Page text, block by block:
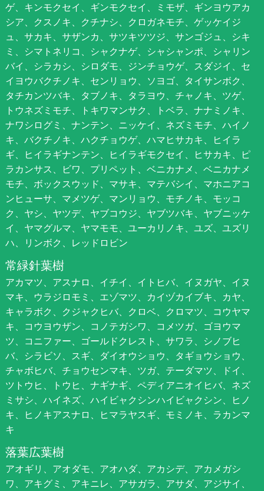
ゲ、キンモクセイ、ギンモクセイ、ミモザ、ギンヨウアカ
シア、クスノキ、クチナシ、クロガネモチ、ゲッケイジ
ュ、サカキ、サザンカ、サツキツツジ、サンゴジュ、シキ
ミ、シマトネリコ、シャクナゲ、シャシャンポ、シャリン
バイ、シラカシ、シロダモ、ジンチョウゲ、スダジイ、セ
イヨウバクチノキ、センリョウ、ソヨゴ、タイサンボク、
タチカンツバキ、タブノキ、タラヨウ、チャノキ、ツゲ、
トウネズミモチ、トキワマンサク、トベラ、ナナミノキ、
ナワシログミ、ナンテン、ニッケイ、ネズミモチ、ハイノ
キ、バクチノキ、ハクチョウゲ、ハマヒサカキ、ヒイラ
ギ、ヒイラギナンテン、ヒイラギモクセイ、ヒサカキ、ピ
ラカンサス、ビワ、プリペット、ベニカナメ、ベニカナメ
モチ、ボックスウッド、マサキ、マテバシイ、マホニアコ
ンヒューサ、マメツゲ、マンリョウ、モチノキ、モッコ
ク、ヤシ、ヤツデ、ヤブコウジ、ヤブツバキ、ヤブニッケ
イ、ヤマグルマ、ヤマモモ、ユーカリノキ、ユズ、ユズリ
ハ、リンボク、レッドロビン
常緑針葉樹
アカマツ、アスナロ、イチイ、イトヒバ、イヌガヤ、イヌ
マキ、ウラジロモミ、エゾマツ、カイヅカイブキ、カヤ、
キャラボク、クジャクヒバ、クロベ、クロマツ、コウヤマ
キ、コウヨウザン、コノテガシワ、コメツガ、ゴヨウマ
ツ、コニファー、ゴールドクレスト、サワラ、シノブヒ
バ、シラビソ、スギ、ダイオウショウ、タギョウショウ、
チャボヒバ、チョウセンマキ、ツガ、テーダマツ、ドイ、
ツトウヒ、トウヒ、ナギナギ、ペディアニオイヒバ、ネズ
ミサシ、ハイネズ、ハイビャクシンハイビャクシン、ヒノ
キ、ヒノキアスナロ、ヒマラヤスギ、モミノキ、ラカンマ
キ
落葉広葉樹
アオギリ、アオダモ、アオハダ、アカシデ、アカメガシ
ワ、アキグミ、アキニレ、アサガラ、アサダ、アジサイ、